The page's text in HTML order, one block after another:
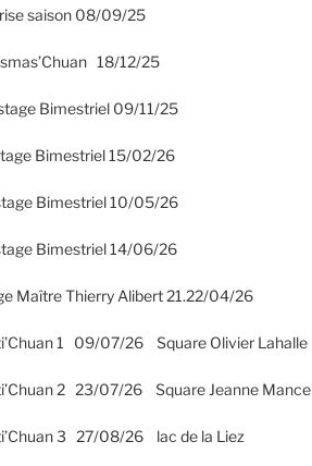
saison 08/09/25
18/12/25
Bimestriel 09/11/25
Bimestriel 15/02/26
Bimestriel 10/05/26
Bimestriel 14/06/26
Maître Thierry Alibert 21.22/04/26
1 09/07/26 Square Olivier Lahalle
2 23/07/26 Square Jeanne Mance
3 27/08/26 lac de la Liez